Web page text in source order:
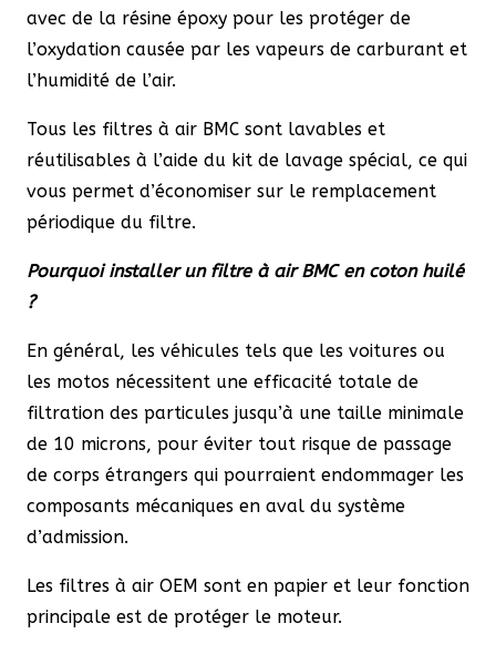
avec de la résine époxy pour les protéger de
l’oxydation causée par les vapeurs de carburant et
l’humidité de l’air.
Tous les filtres à air BMC sont lavables et
réutilisables à l’aide du kit de lavage spécial, ce qui
vous permet d’économiser sur le remplacement
périodique du filtre.
Pourquoi installer un filtre à air BMC en coton huilé
?
En général, les véhicules tels que les voitures ou
les motos nécessitent une efficacité totale de
filtration des particules jusqu’à une taille minimale
de 10 microns, pour éviter tout risque de passage
de corps étrangers qui pourraient endommager les
composants mécaniques en aval du système
d’admission.
Les filtres à air OEM sont en papier et leur fonction
principale est de protéger le moteur.